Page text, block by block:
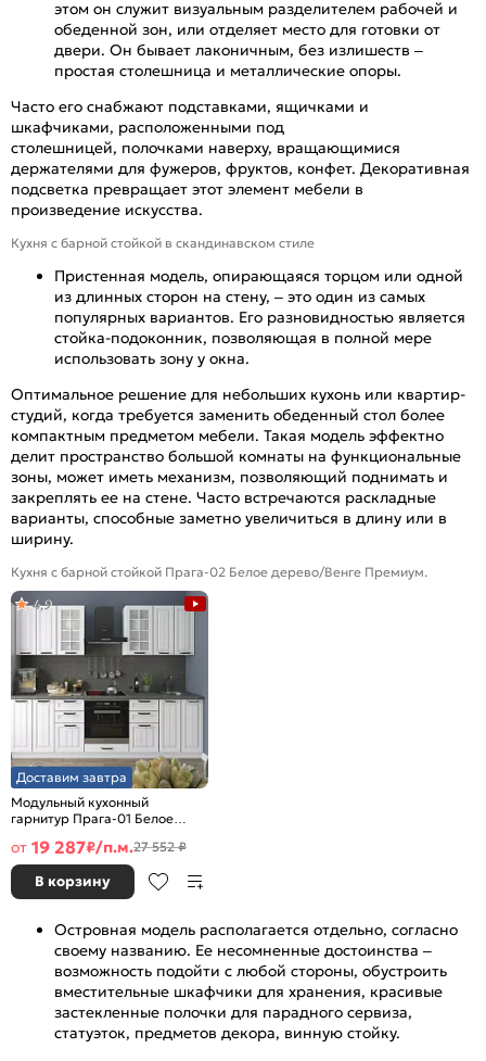
этом он служит визуальным разделителем рабочей и
обеденной зон, или отделяет место для готовки от
двери. Он бывает лаконичным, без излишеств –
простая столешница и металлические опоры.
Часто его снабжают подставками, ящичками и
шкафчиками, расположенными под
столешницей, полочками наверху, вращающимися
держателями для фужеров, фруктов, конфет. Декоративная
подсветка превращает этот элемент мебели в
произведение искусства.
Кухня с барной стойкой в скандинавском стиле
Пристенная модель, опирающаяся торцом или одной
из длинных сторон на стену, – это один из самых
популярных вариантов. Его разновидностью является
стойка-подоконник, позволяющая в полной мере
использовать зону у окна.
Оптимальное решение для небольших кухонь или квартир-
студий, когда требуется заменить обеденный стол более
компактным предметом мебели. Такая модель эффектно
делит пространство большой комнаты на функциональные
зоны, может иметь механизм, позволяющий поднимать и
закреплять ее на стене. Часто встречаются раскладные
варианты, способные заметно увеличиться в длину или в
ширину.
Кухня с барной стойкой Прага-02 Белое дерево/Венге Премиум.
Доставим завтра
Модульный кухонный
гарнитур Прага-01 Белое
2140x2600x600
4,9
от 19 287₽/п.м.27 552 ₽
В корзину
Островная модель располагается отдельно, согласно
своему названию. Ее несомненные достоинства –
возможность подойти с любой стороны, обустроить
вместительные шкафчики для хранения, красивые
застекленные полочки для парадного сервиза,
статуэток, предметов декора, винную стойку.